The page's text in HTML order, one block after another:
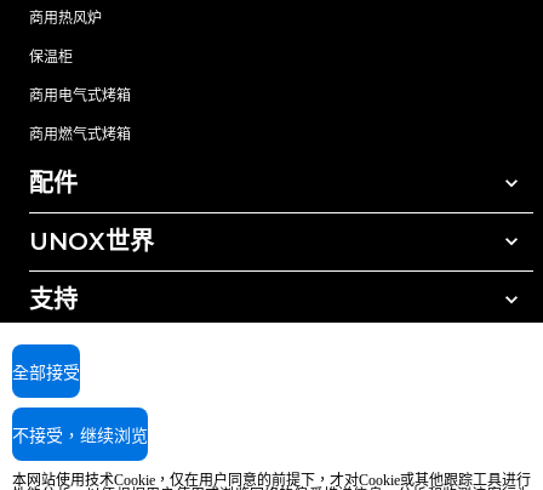
商用热风炉
保温柜
商用电气式烤箱
商用燃气式烤箱
配件
所有配件
手动清洗清洁剂
树脂过滤水处理
反渗透水处理
UNOX世界
我们在全球的办事处
支持
UNOX质保
查找经销商
查找服务中心
AI Content Disclaimer
本网站使用技术Cookie，仅在用户同意的前提下，才对Cookie或其他跟踪工具进行
全部接受
不接受，继续浏览